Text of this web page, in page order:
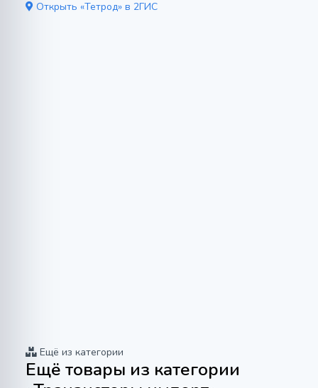
Открыть «Тетрод» в 2ГИС
Ещё из категории
Ещё товары из категории